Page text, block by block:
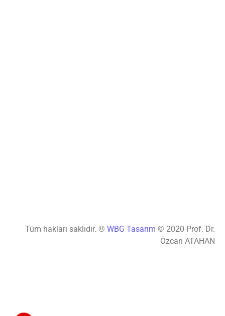
Tüm hakları saklıdır. ® WBG Tasarım © 2020 Prof. Dr.
Özcan ATAHAN